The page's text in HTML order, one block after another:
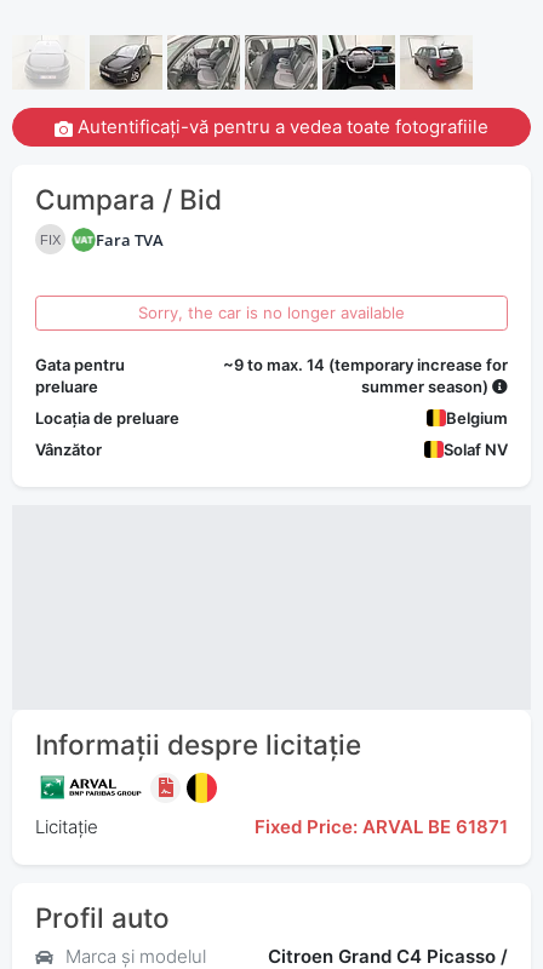
Autentificați-vă pentru a vedea toate fotografiile
Cumpara / Bid
FIX Fara TVA
Sorry, the car is no longer available
Gata pentru
preluare
~9 to max. 14 (temporary increase for
summer season)
Locația de preluare
Belgium
Vânzător
Solaf NV
Informații despre licitație
Licitație Fixed Price: ARVAL BE 61871
Profil auto
Marca și modelul
Citroen Grand C4 Picasso /